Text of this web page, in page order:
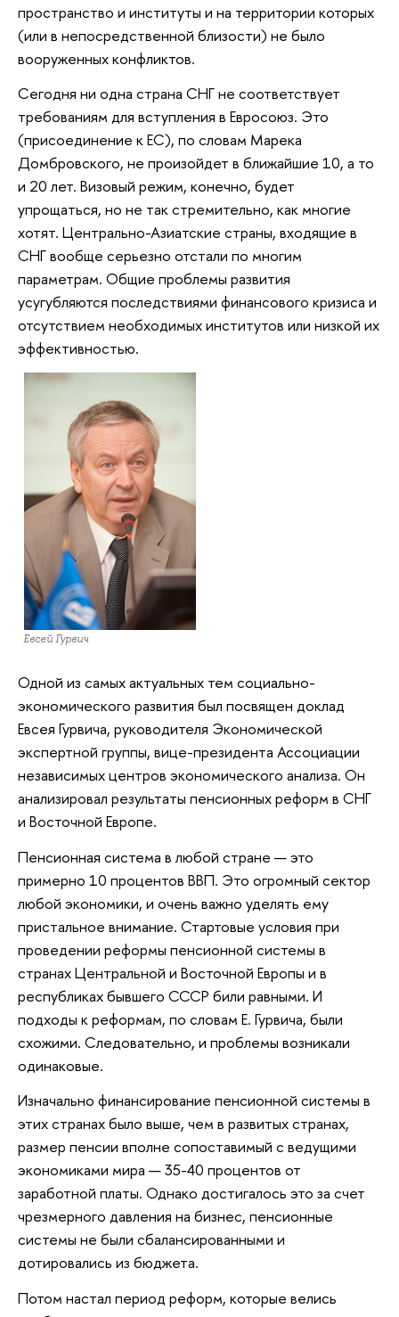
пространство и институты и на территории которых
(или в непосредственной близости) не было
вооруженных конфликтов.
Сегодня ни одна страна СНГ не соответствует
требованиям для вступления в Евросоюз. Это
(присоединение к ЕС), по словам Марека
Домбровского, не произойдет в ближайшие 10, а то
и 20 лет. Визовый режим, конечно, будет
упрощаться, но не так стремительно, как многие
хотят. Центрально-Азиатские страны, входящие в
СНГ вообще серьезно отстали по многим
параметрам. Общие проблемы развития
усугубляются последствиями финансового кризиса и
отсутствием необходимых институтов или низкой их
эффективностью.
Евсей Гурвич
Одной из самых актуальных тем социально-
экономического развития был посвящен доклад
Евсея Гурвича, руководителя Экономической
экспертной группы, вице-президента Ассоциации
независимых центров экономического анализа. Он
анализировал результаты пенсионных реформ в СНГ
и Восточной Европе.
Пенсионная система в любой стране — это
примерно 10 процентов ВВП. Это огромный сектор
любой экономики, и очень важно уделять ему
пристальное внимание. Стартовые условия при
проведении реформы пенсионной системы в
странах Центральной и Восточной Европы и в
республиках бывшего СССР били равными. И
подходы к реформам, по словам Е. Гурвича, были
схожими. Следовательно, и проблемы возникали
одинаковые.
Изначально финансирование пенсионной системы в
этих странах было выше, чем в развитых странах,
размер пенсии вполне сопоставимый с ведущими
экономиками мира — 35-40 процентов от
заработной платы. Однако достигалось это за счет
чрезмерного давления на бизнес, пенсионные
системы не были сбалансированными и
дотировались из бюджета.
Потом настал период реформ, которые велись